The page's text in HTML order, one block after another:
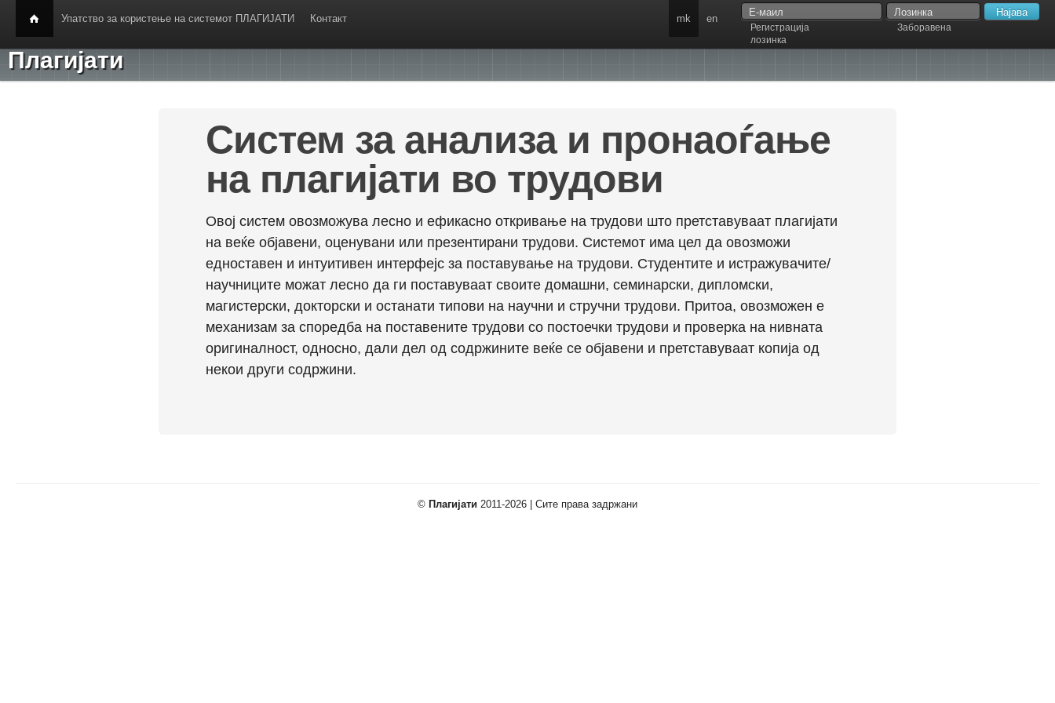
Упатство за користење на системот ПЛАГИЈАТИ Контакт
Регистрација
Заборавена
лозинка
mk en
Плагијати
Систем за анализа и пронаоѓање
на плагијати во трудови
Овој систем овозможува лесно и ефикасно откривање на трудови што претставуваат плагијати
на веќе објавени, оценувани или презентирани трудови. Системот има цел да овозможи
едноставен и интуитивен интерфејс за поставување на трудови. Студентите и истражувачите/
научниците можат лесно да ги поставуваат своите домашни, семинарски, дипломски,
магистерски, докторски и останати типови на научни и стручни трудови. Притоа, овозможен е
механизам за споредба на поставените трудови со постоечки трудови и проверка на нивната
оригиналност, односно, дали дел од содржините веќе се објавени и претставуваат копија од
некои други содржини.
© Плагијати 2011-2026 | Сите права задржани